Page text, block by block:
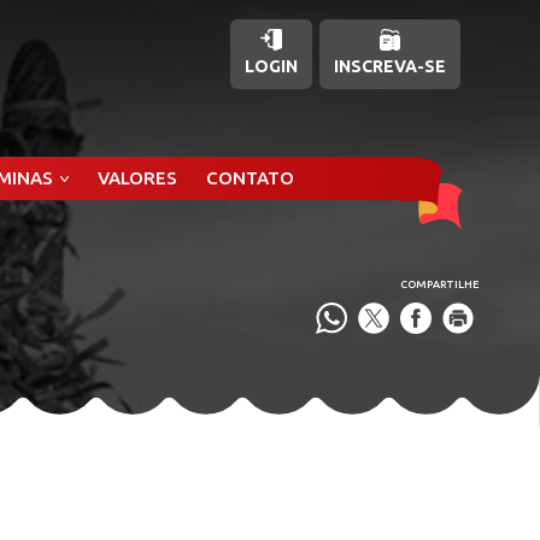
COMPARTILHE
LOGIN INSCREVA-SE
VALORES CONTATO